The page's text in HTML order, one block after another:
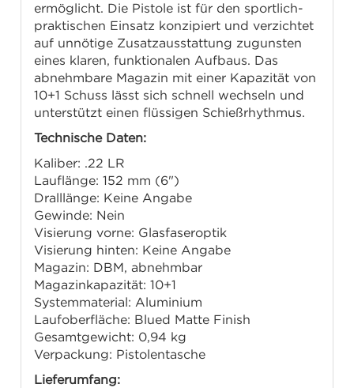
ermöglicht. Die Pistole ist für den sportlich-
praktischen Einsatz konzipiert und verzichtet
auf unnötige Zusatzausstattung zugunsten
eines klaren, funktionalen Aufbaus. Das
abnehmbare Magazin mit einer Kapazität von
10+1 Schuss lässt sich schnell wechseln und
unterstützt einen flüssigen Schießrhythmus.
Technische Daten:
Kaliber: .22 LR
Lauflänge: 152 mm (6")
Dralllänge: Keine Angabe
Gewinde: Nein
Visierung vorne: Glasfaseroptik
Visierung hinten: Keine Angabe
Magazin: DBM, abnehmbar
Magazinkapazität: 10+1
Systemmaterial: Aluminium
Laufoberfläche: Blued Matte Finish
Gesamtgewicht: 0,94 kg
Verpackung: Pistolentasche
Lieferumfang: